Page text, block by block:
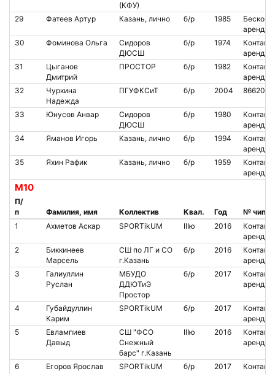
(КФУ)
29 Фатеев Артур Казань, лично б/р 1985
Бесконт.
аренда
30
Фоминова Ольга
Сидоров
ДЮСШ
б/р 1974
Контакт.
аренда
31
Цыганов
Дмитрий
ПРОСТОР б/р 1982
Контакт.
аренда
32
Чуркина
Надежда
ПГУФКСиТ б/р 2004 8662048
33 Юнусов Анвар
Сидоров
ДЮСШ
б/р 1980
Контакт.
аренда
34
Яманов Игорь Казань, лично б/р 1994
Контакт.
аренда
35
Яхин Рафик Казань, лично б/р 1959
Контакт.
аренда
М10
П/
п
Фамилия, имя Коллектив Квал. Год
№ чипа
1
Ахметов Аскар SPORTikUM IIIю 2016
Контакт.
аренда
2
Биккинеев
Марсель
СШ по ЛГ и СО
г.Казань
б/р 2016
Контакт.
аренда
3
Галиуллин
Руслан
МБУДО
ДДЮТиЭ
Простор
б/р 2017
Контакт.
аренда
4
Губайдуллин
Карим
SPORTikUM б/р 2017
Контакт.
аренда
5
Евлампиев
Давыд
СШ "ФСО
Снежный
барс" г.Казань
IIIю 2016
Контакт.
аренда
6 Егоров Ярослав SPORTikUM б/р 2017
Контакт.